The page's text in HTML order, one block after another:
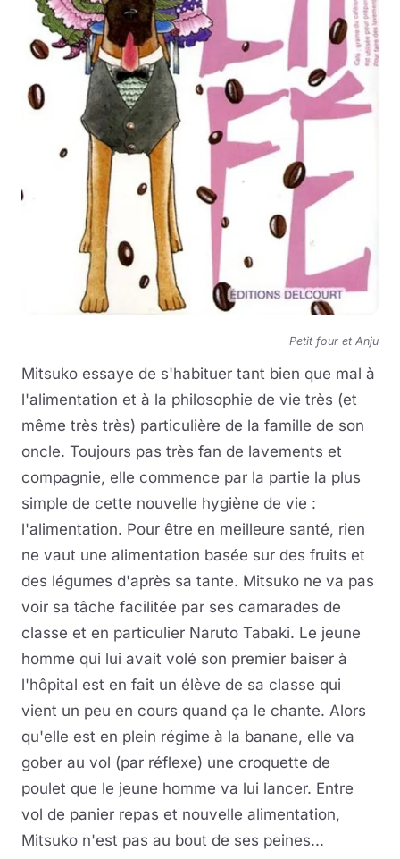
Petit four et Anju
Mitsuko essaye de s'habituer tant bien que mal à
l'alimentation et à la philosophie de vie très (et
même très très) particulière de la famille de son
oncle. Toujours pas très fan de lavements et
compagnie, elle commence par la partie la plus
simple de cette nouvelle hygiène de vie :
l'alimentation. Pour être en meilleure santé, rien
ne vaut une alimentation basée sur des fruits et
des légumes d'après sa tante. Mitsuko ne va pas
voir sa tâche facilitée par ses camarades de
classe et en particulier Naruto Tabaki. Le jeune
homme qui lui avait volé son premier baiser à
l'hôpital est en fait un élève de sa classe qui
vient un peu en cours quand ça le chante. Alors
qu'elle est en plein régime à la banane, elle va
gober au vol (par réflexe) une croquette de
poulet que le jeune homme va lui lancer. Entre
vol de panier repas et nouvelle alimentation,
Mitsuko n'est pas au bout de ses peines...